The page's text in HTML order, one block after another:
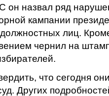
он назвал ряд
кампании
лиц.
чернил на
что сегодня
Других